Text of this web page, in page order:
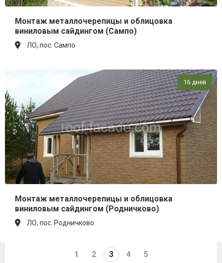
Монтаж металлочерепицы и облицовка
виниловым сайдингом (Сампо)
ЛО, пос. Сампо
16 дней
Монтаж металлочерепицы и облицовка
виниловым сайдингом (Родничково)
ЛО, пос. Родничково
1 2 3 4 5